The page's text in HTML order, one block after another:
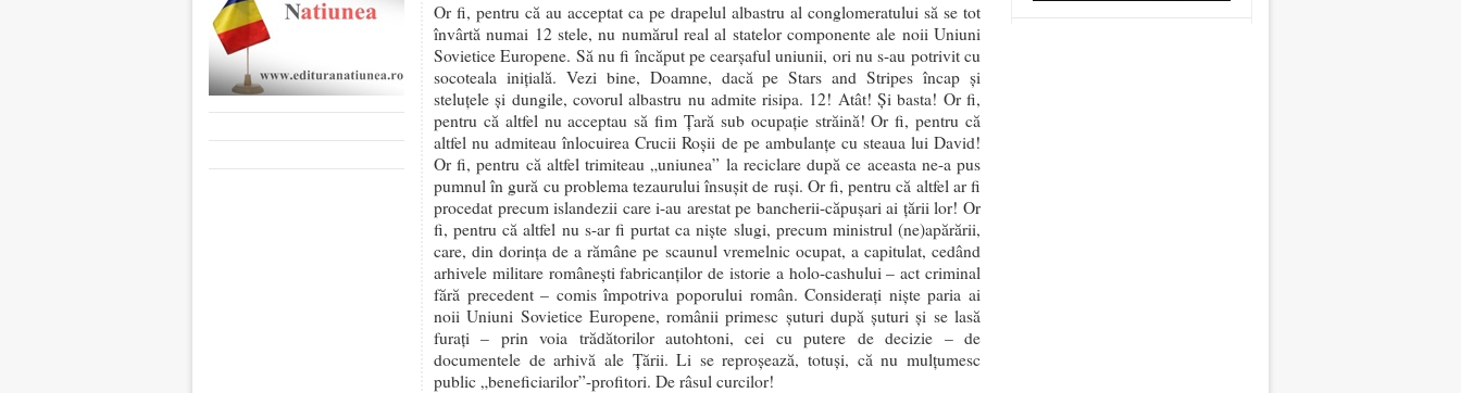
Or fi, pentru că au acceptat ca pe drapelul albastru al conglomeratului să se tot
învârtă numai 12 stele, nu numărul real al statelor componente ale noii Uniuni
Sovietice Europene. Să nu fi încăput pe cearşaful uniunii, ori nu s-au potrivit cu
socoteala iniţială. Vezi bine, Doamne, dacă pe Stars and Stripes încap şi
steluţele şi dungile, covorul albastru nu admite risipa. 12! Atât! Şi basta! Or fi,
pentru că altfel nu acceptau să fim Ţară sub ocupaţie străină! Or fi, pentru că
altfel nu admiteau înlocuirea Crucii Roşii de pe ambulanţe cu steaua lui David!
Or fi, pentru că altfel trimiteau „uniunea” la reciclare după ce aceasta ne-a pus
pumnul în gură cu problema tezaurului însuşit de ruşi. Or fi, pentru că altfel ar fi
procedat precum islandezii care i-au arestat pe bancherii-căpuşari ai ţării lor! Or
fi, pentru că altfel nu s-ar fi purtat ca nişte slugi, precum ministrul (ne)apărării,
care, din dorinţa de a rămâne pe scaunul vremelnic ocupat, a capitulat, cedând
arhivele militare româneşti fabricanţilor de istorie a holo-cashului – act criminal
fără precedent – comis împotriva poporului român. Consideraţi nişte paria ai
noii Uniuni Sovietice Europene, românii primesc şuturi după şuturi şi se lasă
furaţi – prin voia trădătorilor autohtoni, cei cu putere de decizie – de
documentele de arhivă ale Ţării. Li se reproşează, totuşi, că nu mulţumesc
public „beneficiarilor”-profitori. De râsul curcilor!